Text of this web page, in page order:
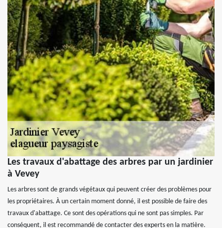
Les travaux d'abattage des arbres par un jardinier
à Vevey
Les arbres sont de grands végétaux qui peuvent créer des problèmes pour
les propriétaires. À un certain moment donné, il est possible de faire des
travaux d'abattage. Ce sont des opérations qui ne sont pas simples. Par
conséquent, il est recommandé de contacter des experts en la matière.